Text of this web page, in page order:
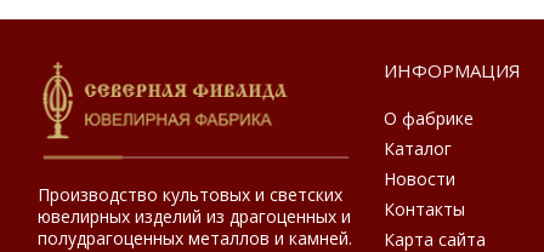
Производство культовых и светских
ювелирных изделий из драгоценных и
полудрагоценных металлов и камней.
ИНФОРМАЦИЯ
О фабрике
Каталог
Новости
Контакты
Карта сайта